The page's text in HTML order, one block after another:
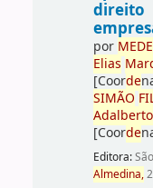
direito
por MEDE
Elias
[Coorde
SIMÃO
Adalberto
[Coorde
Editora:
Almedina,